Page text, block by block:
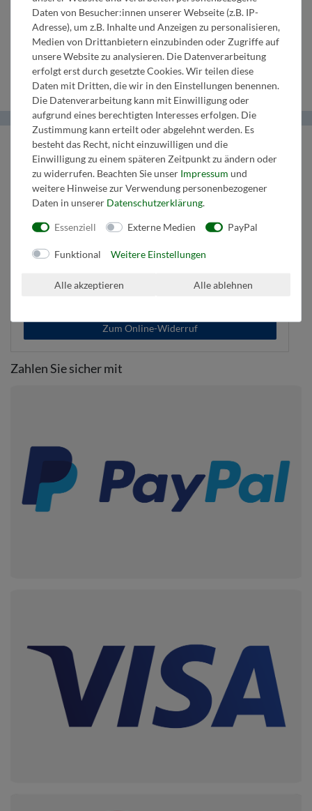
Klarinette
in Es 4. Horn in
F/Es
2. Posaune
in C/B
Helma Musikverlag
Wir bringen Musik ins Leben.
+43 664 1947 8 32
Kontaktieren Sie uns
Über den Button gelangen Sie zum Formular. Der Widerruf ist formfrei und
Zum Online-Widerruf
Zahlen Sie sicher mit
Daten von Besucher:innen unserer Webseite (z.B. IP-
Adresse), um z.B. Inhalte und Anzeigen zu personalisieren,
Medien von Drittanbietern einzubinden oder Zugriffe auf
unsere Website zu analysieren. Die Datenverarbeitung
erfolgt erst durch gesetzte Cookies. Wir teilen diese
Daten mit Dritten, die wir in den Einstellungen benennen.
Die Datenverarbeitung kann mit Einwilligung oder
aufgrund eines berechtigten Interesses erfolgen. Die
Zustimmung kann erteilt oder abgelehnt werden. Es
besteht das Recht, nicht einzuwilligen und die
Einwilligung zu einem späteren Zeitpunkt zu ändern oder
zu widerrufen. Beachten Sie unser Impressum und
weitere Hinweise zur Verwendung personenbezogener
Daten in unserer Daten­schutz­erklärung.
Essenziell Externe Medien PayPal
Funktional Weitere Einstellungen
Alle akzeptieren Alle ablehnen